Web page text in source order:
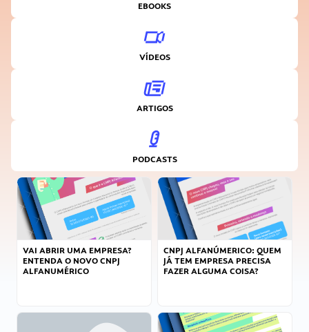
EBOOKS
VÍDEOS
ARTIGOS
PODCASTS
VAI ABRIR UMA EMPRESA?
ENTENDA O NOVO CNPJ
ALFANUMÉRICO
CNPJ ALFANÚMERICO: QUEM
JÁ TEM EMPRESA PRECISA
FAZER ALGUMA COISA?